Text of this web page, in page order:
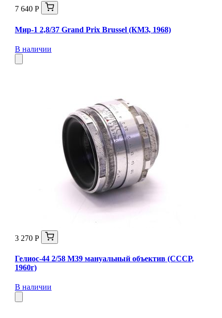
7 640 Р
Мир-1 2,8/37 Grand Prix Brussel (КМЗ, 1968)
В наличии
3 270 Р
Гелиос-44 2/58 М39 мануальный объектив (СССР,
1960г)
В наличии